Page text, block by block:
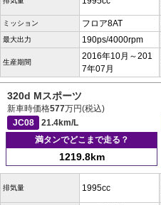
ミッション フロア8AT
最大出力 190ps/4000rpm
生産期間
2016年10月～201
7年07月
320d Mスポーツ
新車時価格577万円(税込)
JC08
21.4km/L
満タンでどこまで走る？
1219.8km
排気量 1995cc